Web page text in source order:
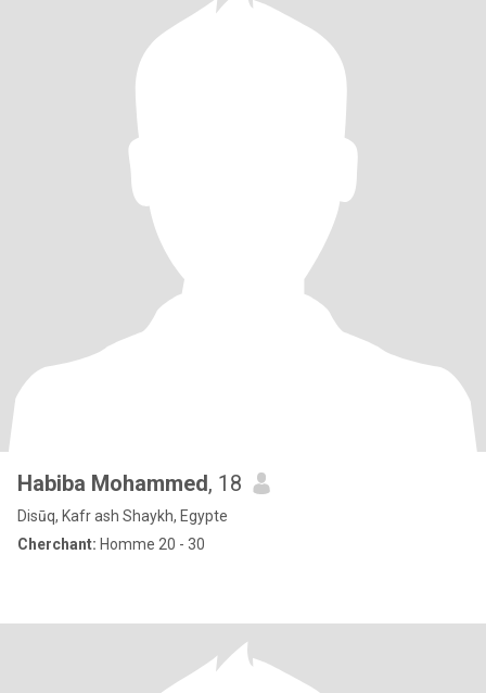
Habiba Mohammed, 18
Disūq, Kafr ash Shaykh, Egypte
Cherchant: Homme 20 - 30